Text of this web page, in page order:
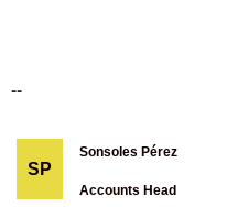
--
SP
Sonsoles Pérez
Accounts Head